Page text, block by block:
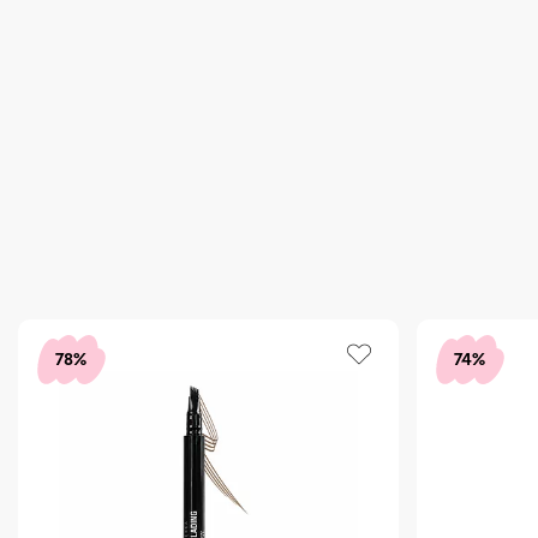
78% 74%